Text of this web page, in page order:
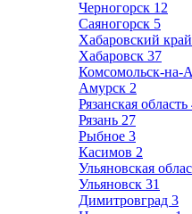
Черногорск 12
Саяногорск 5
Хабаровский край
Хабаровск 37
Комсомольск-на-
Амурск 2
Рязанская область
Рязань 27
Рыбное 3
Касимов 2
Ульяновская
Ульяновск 31
Димитровград 3